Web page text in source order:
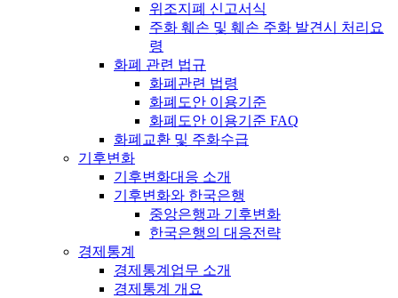
위조지폐 신고서식
주화 훼손 및 훼손 주화 발견시 처리요
령
화폐 관련 법규
화폐관련 법령
화폐도안 이용기준
화폐도안 이용기준 FAQ
화폐교환 및 주화수급
기후변화
기후변화대응 소개
기후변화와 한국은행
중앙은행과 기후변화
한국은행의 대응전략
경제통계
경제통계업무 소개
경제통계 개요